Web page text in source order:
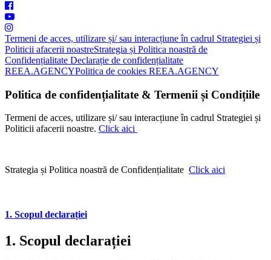
Termeni de acces, utilizare și/ sau interacțiune în cadrul Strategiei și
Politicii afacerii noastreStrategia și Politica noastră de
Confidențialitate Declarație de confidențialitate
REEA.AGENCYPolitica de cookies REEA.AGENCY
Politica de confidențialitate & Termenii și Condițiile
Termeni de acces, utilizare și/ sau interacțiune în cadrul Strategiei și
Politicii afacerii noastre. Click aici
Strategia și Politica noastră de Confidențialitate Click aici
1. Scopul declarației
1. Scopul declarației